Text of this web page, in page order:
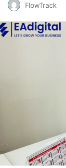
FlowTrack